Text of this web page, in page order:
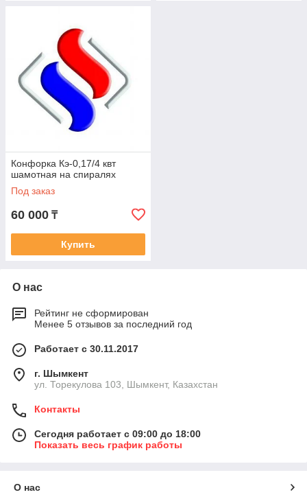
Конфорка Кэ-0,17/4 квт
шамотная на спиралях
Под заказ
60 000 ₸
Купить
О нас
Рейтинг не сформирован
Менее 5 отзывов за последний год
Работает с 30.11.2017
г. Шымкент
ул. Торекулова 103, Шымкент, Казахстан
Контакты
Сегодня работает с 09:00 до 18:00
Показать весь график работы
О нас